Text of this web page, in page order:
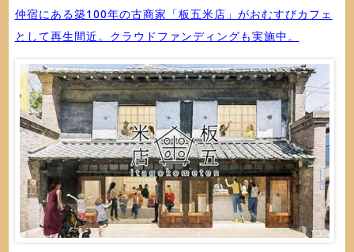
仲宿にある築100年の古商家「板五米店」がおむすびカフェ
として再生間近。クラウドファンディングも実施中。